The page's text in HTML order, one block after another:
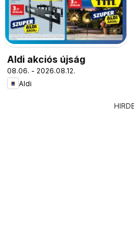
Aldi akciós újság
08.06. - 2026.08.12.
Aldi